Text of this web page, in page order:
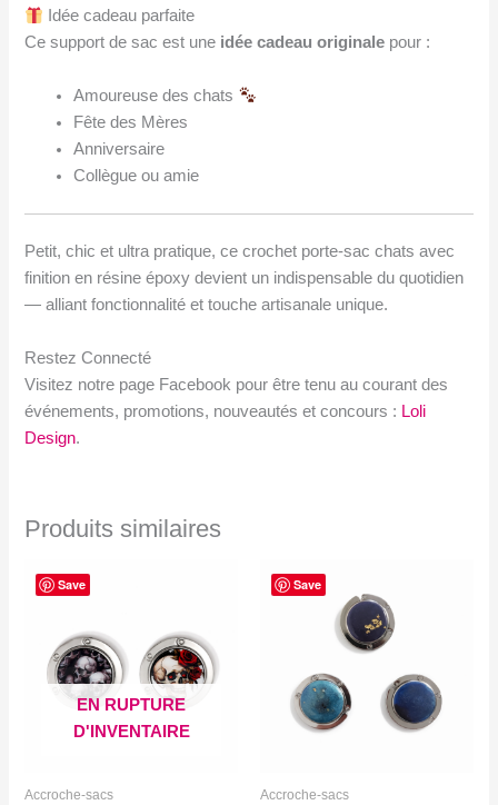
Idée cadeau parfaite
Ce support de sac est une idée cadeau originale pour :
Amoureuse des chats
Fête des Mères
Anniversaire
Collègue ou amie
Petit, chic et ultra pratique, ce crochet porte-sac chats avec
finition en résine époxy devient un indispensable du quotidien
— alliant fonctionnalité et touche artisanale unique.
Restez Connecté
Visitez notre page Facebook pour être tenu au courant des
événements, promotions, nouveautés et concours : Loli
Design.
Produits similaires
Save
EN RUPTURE
D'INVENTAIRE
Accroche-sacs
Save
Accroche-sacs